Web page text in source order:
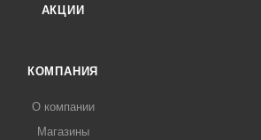
АКЦИИ
КОМПАНИЯ
О компании
Магазины